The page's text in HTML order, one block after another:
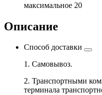
максимальное 20
Описание
Способ доставки
1. Самовывоз.
2. Транспортными
терминала